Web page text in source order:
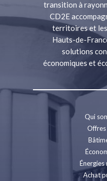
transition à
CD2E
territoires et
Hauts-de-
solutions
économiques et
Qui
Offres
Achat